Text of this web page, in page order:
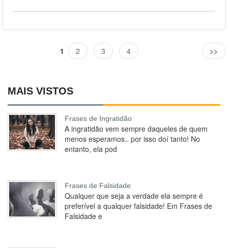
1 2 3 4 >>
MAIS VISTOS
Frases de Ingratidão
A ingratidão vem sempre daqueles de quem
menos esperamos.. por isso doí tanto! No
entanto, ela pod
Frases de Falsidade
Qualquer que seja a verdade ela sempre é
preferível a qualquer falsidade! Em Frases de
Falsidade e